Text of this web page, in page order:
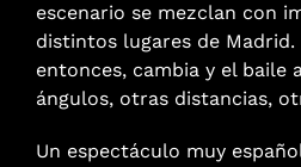
escenario se mezclan con
distintos lugares de Madrid.
entonces, cambia y el baile
ángulos, otras distancias,
Un espectáculo muy